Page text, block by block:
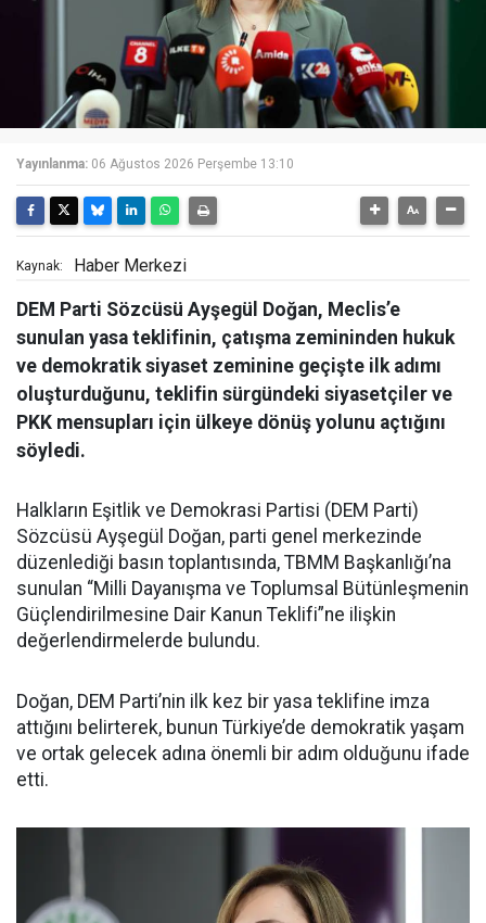
Yayınlanma: 06 Ağustos 2026 Perşembe 13:10
Kaynak: Haber Merkezi
DEM Parti Sözcüsü Ayşegül Doğan, Meclis’e
sunulan yasa teklifinin, çatışma zemininden hukuk
ve demokratik siyaset zeminine geçişte ilk adımı
oluşturduğunu, teklifin sürgündeki siyasetçiler ve
PKK mensupları için ülkeye dönüş yolunu açtığını
söyledi.
Halkların Eşitlik ve Demokrasi Partisi (DEM Parti)
Sözcüsü Ayşegül Doğan, parti genel merkezinde
düzenlediği basın toplantısında, TBMM Başkanlığı’na
sunulan “Milli Dayanışma ve Toplumsal Bütünleşmenin
Güçlendirilmesine Dair Kanun Teklifi”ne ilişkin
değerlendirmelerde bulundu.
Doğan, DEM Parti’nin ilk kez bir yasa teklifine imza
attığını belirterek, bunun Türkiye’de demokratik yaşam
ve ortak gelecek adına önemli bir adım olduğunu ifade
etti.